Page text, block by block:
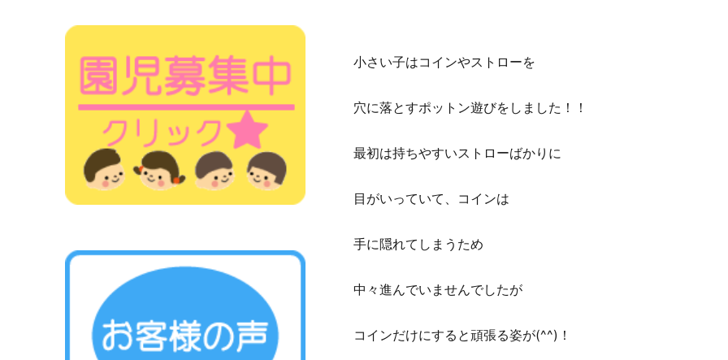
小さい子はコインやストローを
穴に落とすポットン遊びをしました！！
最初は持ちやすいストローばかりに
目がいっていて、コインは
手に隠れてしまうため
中々進んでいませんでしたが
コインだけにすると頑張る姿が(^^)！